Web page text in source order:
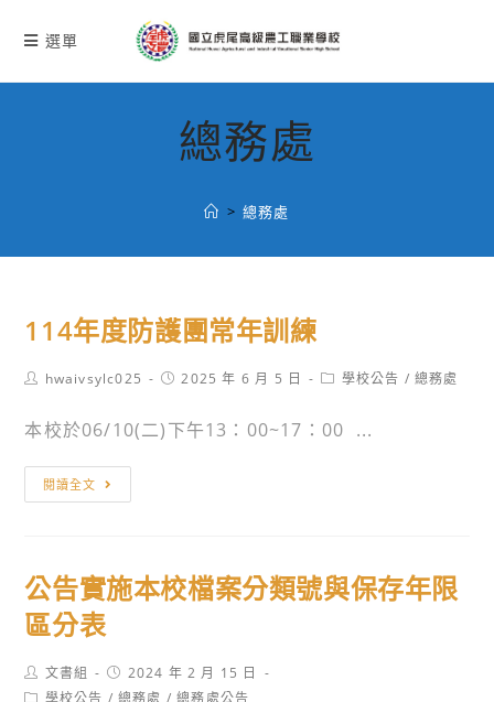
選單
總務處
> 總務處
114年度防護團常年訓練
Posthwaivsylc025
Post2025 年 6 月 5 日
Post學校公告 / 總務處
本校於06/10(二)下午13：00~17：00 ...
閱讀全文
年
護
年
公告實施本校檔案分類號與保存年限
區分表
Post
author:
文書組
Post
published:
2024 年 2 月 15 日
Post學校公告 / 總務處 / 總務處公告